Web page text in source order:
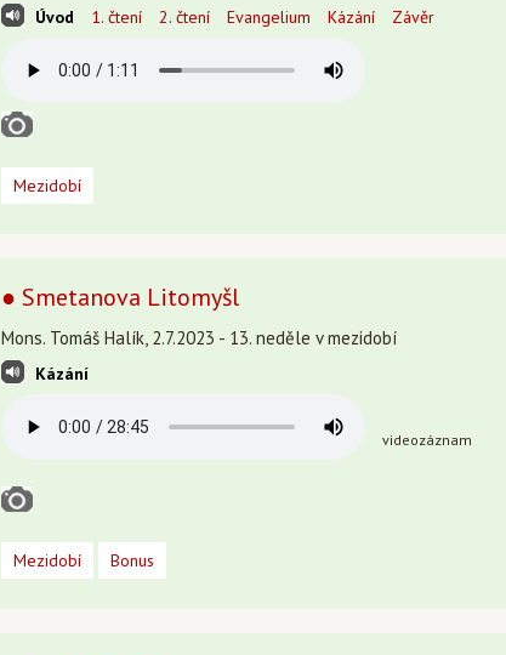
Úvod 1. čtení 2. čtení Evangelium Kázání Závěr
Mezidobí
● Smetanova Litomyšl
Mons. Tomáš Halík, 2.7.2023 - 13. neděle v mezidobí
Kázání
videozáznam
Mezidobí Bonus